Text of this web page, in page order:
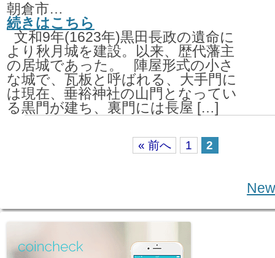
朝倉市秋月野鳥
続きはこちら
文和9年(1623年)黒田長政の遺命に
より秋月城を建設。以来、歴代藩主
の居城であった。 陣屋形式の小さ
な城で、瓦板と呼ばれる、大手門に
は現在、垂裕神社の山門となってい
る黒門が建ち、裏門には長屋 […]
« 前へ 1 2